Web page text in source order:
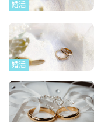
婚活
婚活